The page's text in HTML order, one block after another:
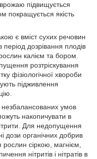
підвищується
покращується якість
є вміст сухих речовин
дозрівання плодів
калієм та бором.
розтріскування
фізіологічної хвороби
підживлення
незбалансованих умов
накопичувати в
Для недопущення
дози органічних добрив
сіркою, магнієм,
нітритів і нітратів в